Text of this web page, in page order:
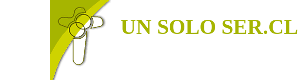
UN SOLO SER.CL